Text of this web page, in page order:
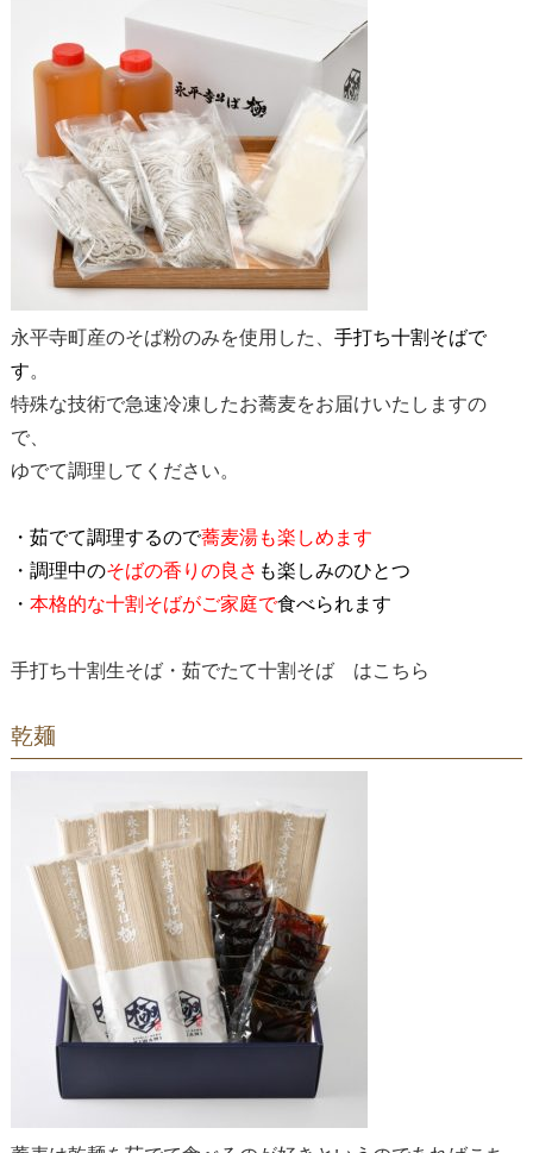
永平寺町産のそば粉のみを使用した、 手打ち十割そばで
す。
特殊な技術で急速冷凍したお蕎麦をお届けいたしますの
で、
ゆでて調理してください。
・茹でて調理するので蕎麦湯も楽しめます
・調理中のそばの香りの良さ も楽しみのひとつ
・ 本格的な十割そばがご家庭で食べられます
手打ち十割生そば・茹でたて十割そば はこちら
乾麺